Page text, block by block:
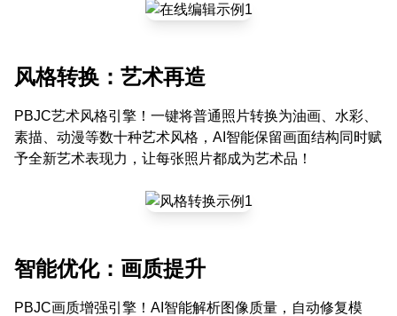
风格转换：艺术再造
PBJC艺术风格引擎！一键将普通照片转换为油画、水彩、
素描、动漫等数十种艺术风格，AI智能保留画面结构同时赋
予全新艺术表现力，让每张照片都成为艺术品！
智能优化：画质提升
PBJC画质增强引擎！AI智能解析图像质量，自动修复模